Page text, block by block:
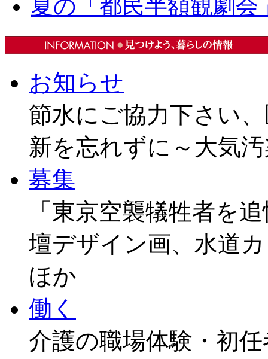
夏の「都民半額観劇会
お知らせ
節水にご協力下さい
新を忘れずに～大気
募集
「東京空襲犠牲者を
壇デザイン画、水道
ほか
働く
介護の職場体験・初